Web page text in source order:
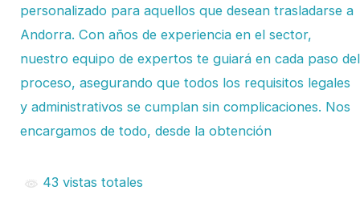
personalizado para aquellos que desean trasladarse a
Andorra. Con años de experiencia en el sector,
nuestro equipo de expertos te guiará en cada paso del
proceso, asegurando que todos los requisitos legales
y administrativos se cumplan sin complicaciones. Nos
encargamos de todo, desde la obtención
43 vistas totales